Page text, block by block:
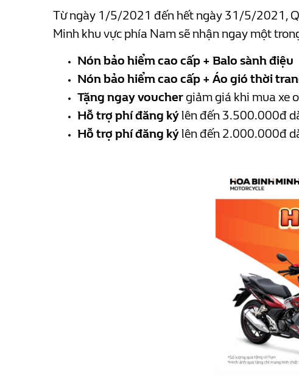
Từ ngày 1/5/2021 đến hết ngày 31/5/2021,
Minh khu vực phía Nam sẽ nhận ngay một
Nón bảo hiểm cao cấp + Balo sành điệu
Nón bảo hiểm cao cấp + Áo gió thời
Tặng ngay vouchergiảm giá khi mua xe
Hỗ trợ phí đăng kýlên đến 3.500.000đ
Hỗ trợ phí đăng kýlên đến 2.000.000đ